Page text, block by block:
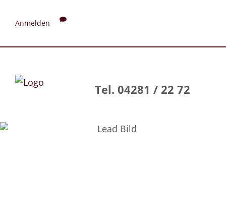
Anmelden
Tel. 04281 / 22 72